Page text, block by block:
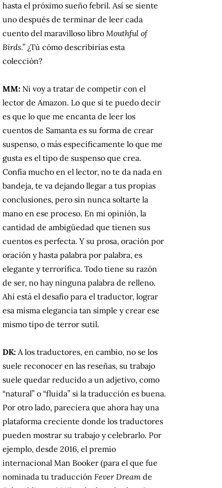
hasta el próximo sueño febril. Así se siente
uno después de terminar de leer cada
cuento del maravilloso libro Mouthful of
Birds.” ¿Tú cómo describirías esta
colección?
MM: Ni voy a tratar de competir con el
lector de Amazon. Lo que sí te puedo decir
es que lo que me encanta de leer los
cuentos de Samanta es su forma de crear
suspenso, o más específicamente lo que me
gusta es el tipo de suspenso que crea.
Confía mucho en el lector, no te da nada en
bandeja, te va dejando llegar a tus propias
conclusiones, pero sin nunca soltarte la
mano en ese proceso. En mi opinión, la
cantidad de ambigüedad que tienen sus
cuentos es perfecta. Y su prosa, oración por
oración y hasta palabra por palabra, es
elegante y terrorífica. Todo tiene su razón
de ser, no hay ninguna palabra de relleno.
Ahí está el desafío para el traductor, lograr
esa misma elegancia tan simple y crear ese
mismo tipo de terror sutil.
DK: A los traductores, en cambio, no se los
suele reconocer en las reseñas, su trabajo
suele quedar reducido a un adjetivo, como
“natural” o “fluida” si la traducción es buena.
Por otro lado, pareciera que ahora hay una
plataforma creciente donde los traductores
pueden mostrar su trabajo y celebrarlo. Por
ejemplo, desde 2016, el premio
internacional Man Booker (para el que fue
nominada tu traducción Fever Dream de